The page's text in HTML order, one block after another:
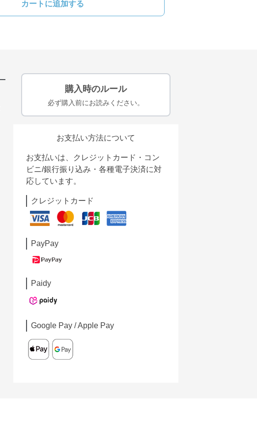
カートに追加する
購入時のルール
必ず購入前にお読みください。
お支払い方法について
お支払いは、クレジットカード・コン
ビニ/銀行振り込み・各種電子決済に対
応しています。
クレジットカード
PayPay
Paidy
Google Pay / Apple Pay